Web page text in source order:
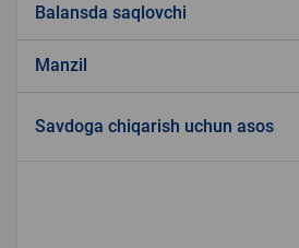
Balansda saqlovchi
Manzil
Savdoga chiqarish uchun asos